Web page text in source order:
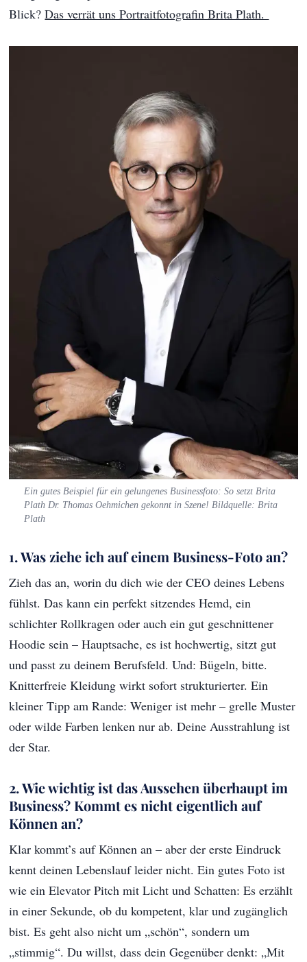
Blick?Das verrät uns Portraitfotografin Brita Plath.
Ein gutes Beispiel für ein gelungenes Businessfoto: So setzt Brita
Plath Dr. Thomas Oehmichen gekonnt in Szene! Bildquelle: Brita
Plath
1. Was ziehe ich auf einem Business-Foto an?
Zieh das an, worin du dich wie der CEO deines Lebens
fühlst. Das kann ein perfekt sitzendes Hemd, ein
schlichter Rollkragen oder auch ein gut geschnittener
Hoodie sein – Hauptsache, es ist hochwertig, sitzt gut
und passt zu deinem Berufsfeld. Und: Bügeln, bitte.
Knitterfreie Kleidung wirkt sofort strukturierter. Ein
kleiner Tipp am Rande: Weniger ist mehr – grelle Muster
oder wilde Farben lenken nur ab. Deine Ausstrahlung ist
der Star.
2. Wie wichtig ist das Aussehen überhaupt im
Business? Kommt es nicht eigentlich auf
Können an?
Klar kommt’s auf Können an – aber der erste Eindruck
kennt deinen Lebenslauf leider nicht. Ein gutes Foto ist
wie ein Elevator Pitch mit Licht und Schatten: Es erzählt
in einer Sekunde, ob du kompetent, klar und zugänglich
bist. Es geht also nicht um „schön“, sondern um
„stimmig“. Du willst, dass dein Gegenüber denkt: „Mit